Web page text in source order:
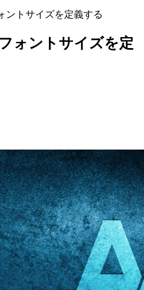
ントサイズを定義する
ォントサイズを定